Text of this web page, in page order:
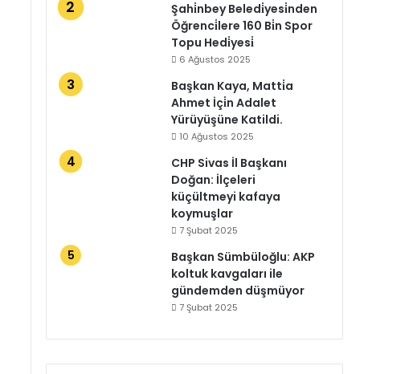
Şahi̇nbey Beledi̇yesi̇nden
Öğrenci̇lere 160 Bi̇n Spor
Topu Hedi̇yesi̇
6 Ağustos 2025
Başkan Kaya, Matti̇a
Ahmet İçi̇n Adalet
Yürüyüşüne Katildi.
10 Ağustos 2025
CHP Sivas İl Başkanı
Doğan: İlçeleri
küçültmeyi kafaya
koymuşlar
7 Şubat 2025
Başkan Sümbüloğlu: AKP
koltuk kavgaları ile
gündemden düşmüyor
7 Şubat 2025